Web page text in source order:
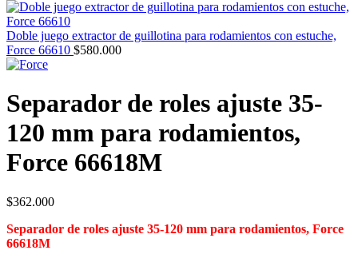
Doble juego extractor de guillotina para rodamientos con estuche,
Force 66610 $580.000
Separador de roles ajuste 35-
120 mm para rodamientos,
Force 66618M
$362.000
Separador de roles ajuste 35-120 mm para rodamientos, Force
66618M